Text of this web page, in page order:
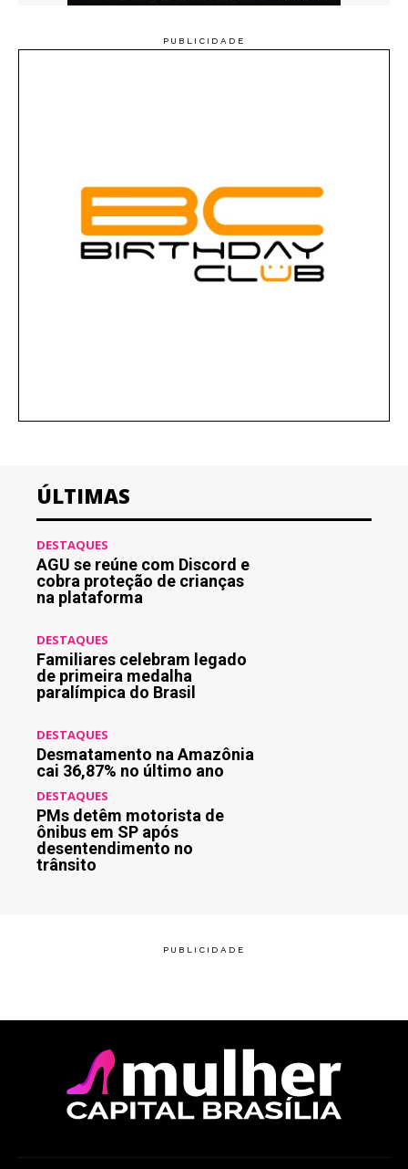
ÚLTIMAS
DESTAQUES
AGU se reúne com Discord e
cobra proteção de crianças
na plataforma
DESTAQUES
Familiares celebram legado
de primeira medalha
paralímpica do Brasil
DESTAQUES
Desmatamento na Amazônia
cai 36,87% no último ano
DESTAQUES
PMs detêm motorista de
ônibus em SP após
desentendimento no
trânsito